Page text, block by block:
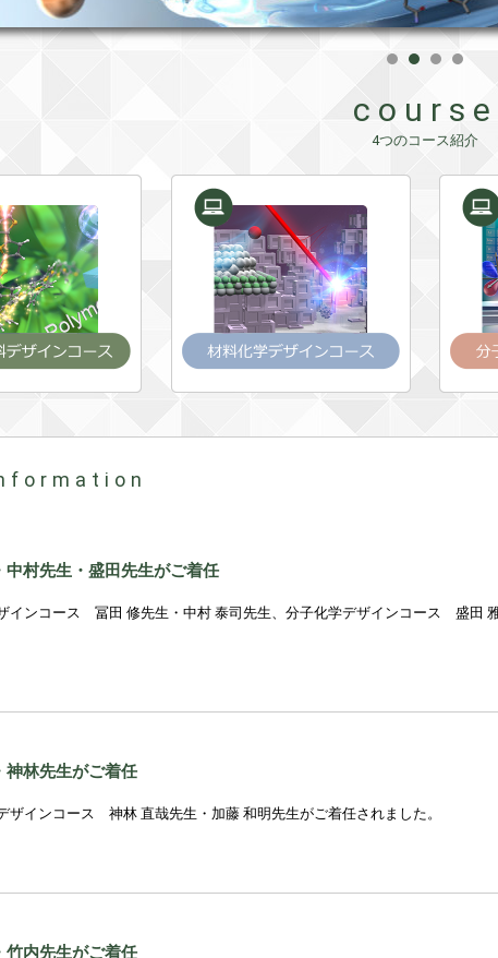
course
4つのコース紹介
中村先生・盛田先生がご着任
インコース 冨田 修先生・中村 泰司先生、分子化学デザインコース 盛田
神林先生がご着任
ザインコース 神林 直哉先生・加藤 和明先生がご着任されました。
竹内先生がご着任